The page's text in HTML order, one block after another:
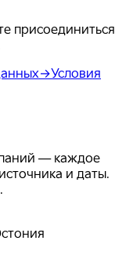
присоединиться
→Условия
— каждое
и даты.